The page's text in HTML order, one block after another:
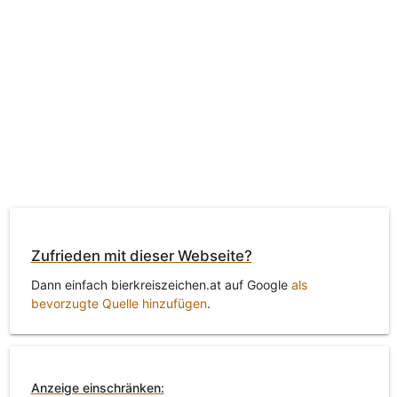
Zufrieden mit dieser Webseite?
Dann einfach bierkreiszeichen.at auf Google als
bevorzugte Quelle hinzufügen.
Anzeige einschränken: